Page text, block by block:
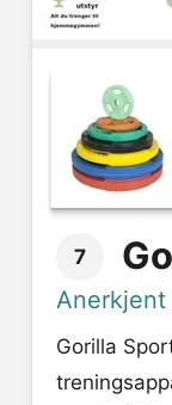
7
Anerkjent
Gorilla